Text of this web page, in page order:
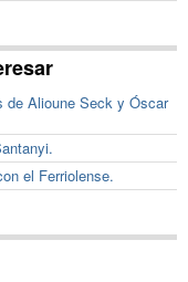
de Alioune Seck y Óscar
el Ferriolense.